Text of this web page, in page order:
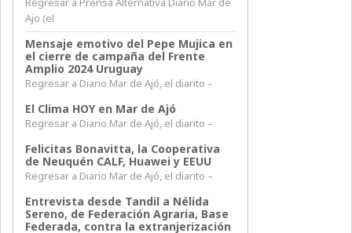
Ajo (el
Mensaje emotivo del Pepe Mujica en
el cierre de campaña del Frente
Amplio 2024 Uruguay
Regresar a Diario Mar de Ajó, el diarito –
El Clima HOY en Mar de Ajó
Regresar a Diario Mar de Ajó, el diarito –
Felicitas Bonavitta, la Cooperativa
de Neuquén CALF, Huawei y EEUU
Regresar a Diario Mar de Ajó, el diarito –
Entrevista desde Tandil a Nélida
Sereno, de Federación Agraria, Base
Federada, contra la extranjerización